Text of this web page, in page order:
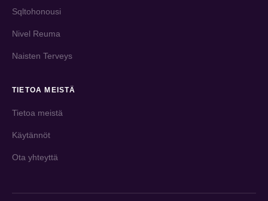
Sqltohonousi
Nivel Reuma
Naisten Terveys
TIETOA MEISTÄ
Tietoa meistä
Käytännöt
Ota yhteyttä